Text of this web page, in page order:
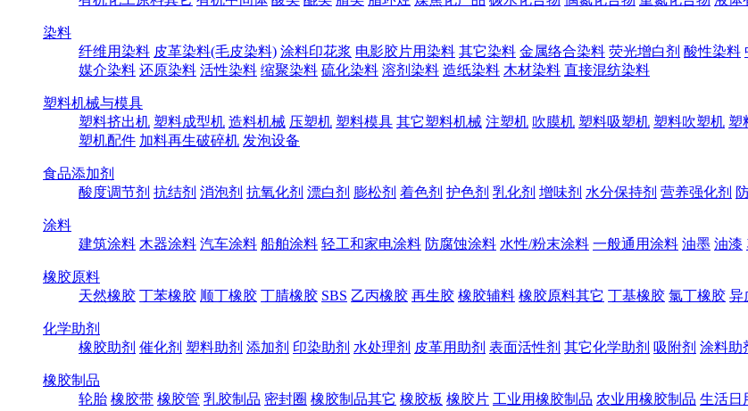
染料
纤维用染料 皮革染料(毛皮染料) 涂料印花浆 电影胶片用染料 其它染料 金属络合染料 荧光增白剂 酸性染料
媒介染料 还原染料 活性染料 缩聚染料 硫化染料 溶剂染料 造纸染料 木材染料 直接混纺染料
塑料机械与模具
塑料挤出机 塑料成型机 造料机械 压塑机 塑料模具 其它塑料机械 注塑机 吹膜机 塑料吸塑机 塑料吹塑机 塑
塑机配件 加料再生破碎机 发泡设备
食品添加剂
酸度调节剂 抗结剂 消泡剂 抗氧化剂 漂白剂 膨松剂 着色剂 护色剂 乳化剂 增味剂 水分保持剂 营养强化剂
涂料
建筑涂料 木器涂料 汽车涂料 船舶涂料 轻工和家电涂料 防腐蚀涂料 水性/粉末涂料 一般通用涂料 油墨 油漆
橡胶原料
天然橡胶 丁苯橡胶 顺丁橡胶 丁腈橡胶 SBS 乙丙橡胶 再生胶 橡胶辅料 橡胶原料其它 丁基橡胶 氯丁橡胶 异
化学助剂
橡胶助剂 催化剂 塑料助剂 添加剂 印染助剂 水处理剂 皮革用助剂 表面活性剂 其它化学助剂 吸附剂 涂料助
橡胶制品
轮胎 橡胶带 橡胶管 乳胶制品 密封圈 橡胶制品其它 橡胶板 橡胶片 工业用橡胶制品 农业用橡胶制品 生活日